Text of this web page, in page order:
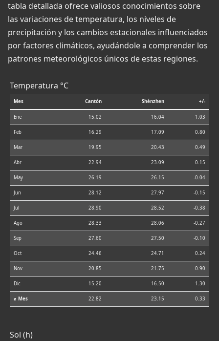
tabla detallada ofrece valiosos conocimientos sobre
las variaciones de temperatura, los niveles de
precipitación y los cambios estacionales influenciados
por factores climáticos, ayudándole a comprender los
patrones meteorológicos únicos de estas regiones.
Temperatura °C
Mes Cantón Shénzhen +/-
Ene 15.02 16.04 1.03
Feb 16.29 17.09 0.80
Mar 19.95 20.43 0.49
Abr 22.94 23.09 0.15
May 26.19 26.15 -0.04
Jun 28.12 27.97 -0.15
Jul 28.90 28.52 -0.38
Ago 28.33 28.06 -0.27
Sep 27.60 27.50 -0.10
Oct 24.46 24.71 0.24
Nov 20.85 21.75 0.90
Dic 15.20 16.50 1.30
⌀ Mes 22.82 23.15 0.33
Sol (h)